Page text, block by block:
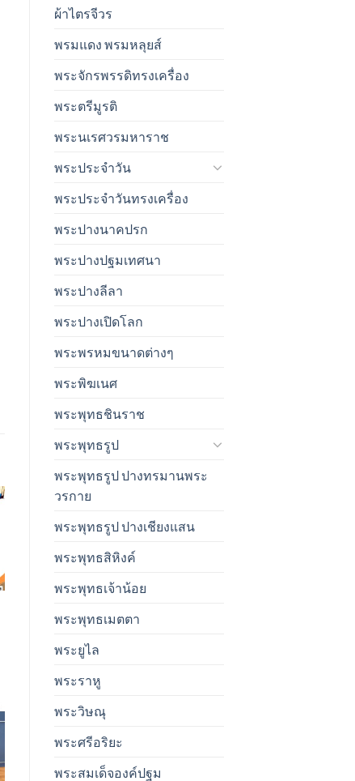
ผ้าไตรจีวร
พรมแดง พรมหลุยส์
พระจักรพรรดิทรงเครื่อง
พระตรีมูรติ
พระนเรศวรมหาราช
พระประจำวัน
พระประจำวันทรงเครื่อง
พระปางนาคปรก
พระปางปฐมเทศนา
พระปางลีลา
พระปางเปิดโลก
พระพรหมขนาดต่างๆ
พระพิฆเนศ
พระพุทธชินราช
พระพุทธรูป
พระพุทธรูป ปางทรมานพระ
วรกาย
พระพุทธรูป ปางเชียงแสน
พระพุทธสิหิงค์
พระพุทธเจ้าน้อย
พระพุทธเมตตา
พระยูไล
พระราหู
พระวิษณุ
พระศรีอริยะ
พระสมเด็จองค์ปฐม